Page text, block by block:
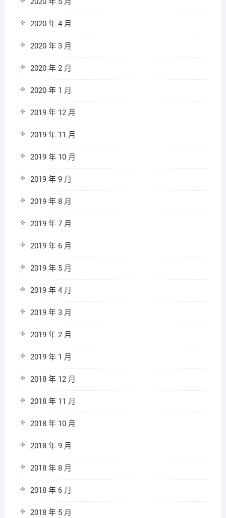
2020 年 4 月
2020 年 3 月
2020 年 2 月
2020 年 1 月
2019 年 12 月
2019 年 11 月
2019 年 10 月
2019 年 9 月
2019 年 8 月
2019 年 7 月
2019 年 6 月
2019 年 5 月
2019 年 4 月
2019 年 3 月
2019 年 2 月
2019 年 1 月
2018 年 12 月
2018 年 11 月
2018 年 10 月
2018 年 9 月
2018 年 8 月
2018 年 6 月
2018 年 5 月